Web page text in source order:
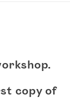
copy of